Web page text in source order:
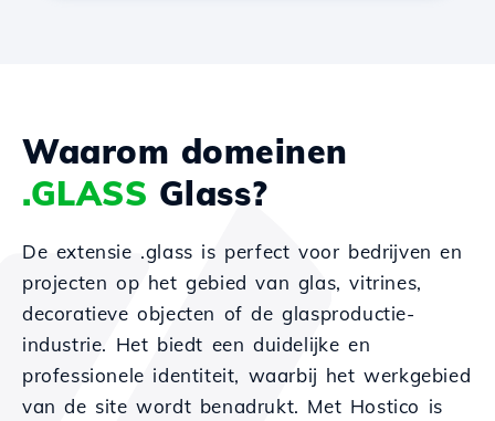
Waarom domeinen
.GLASS Glass?
De extensie .glass is perfect voor bedrijven en
projecten op het gebied van glas, vitrines,
decoratieve objecten of de glasproductie-
industrie. Het biedt een duidelijke en
professionele identiteit, waarbij het werkgebied
van de site wordt benadrukt. Met Hostico is